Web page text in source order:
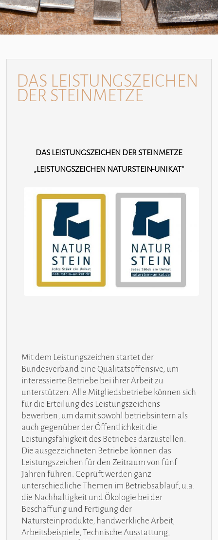
DAS LEISTUNGSZEICHEN
DER STEINMETZE
DAS LEISTUNGSZEICHEN DER STEINMETZE
„LEISTUNGSZEICHEN NATURSTEIN-UNIKAT“
Mit dem Leistungszeichen startet der
Bundesverband eine Qualitätsoffensive, um
interessierte Betriebe bei ihrer Arbeit zu
unterstützen. Alle Mitgliedsbetriebe können sich
für die Erteilung des Leistungszeichens
bewerben, um damit sowohl betriebsintern als
auch gegenüber der Öffentlichkeit die
Leistungsfähigkeit des Betriebes darzustellen.
Die ausgezeichneten Betriebe können das
Leistungszeichen für den Zeitraum von fünf
Jahren führen. Geprüft werden ganz
unterschiedliche Themen im Betriebsablauf, u.a.
die Nachhaltigkeit und Ökologie bei der
Beschaffung und Fertigung der
Natursteinprodukte, handwerkliche Arbeit,
Arbeitsbeispiele, Technische Ausstattung,